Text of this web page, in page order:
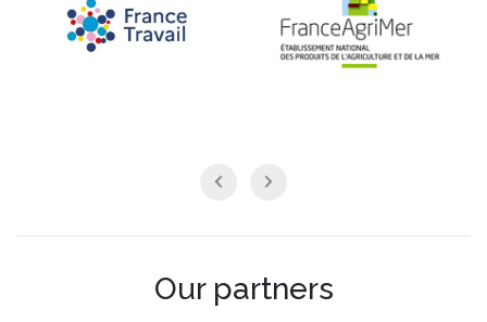
Our partners